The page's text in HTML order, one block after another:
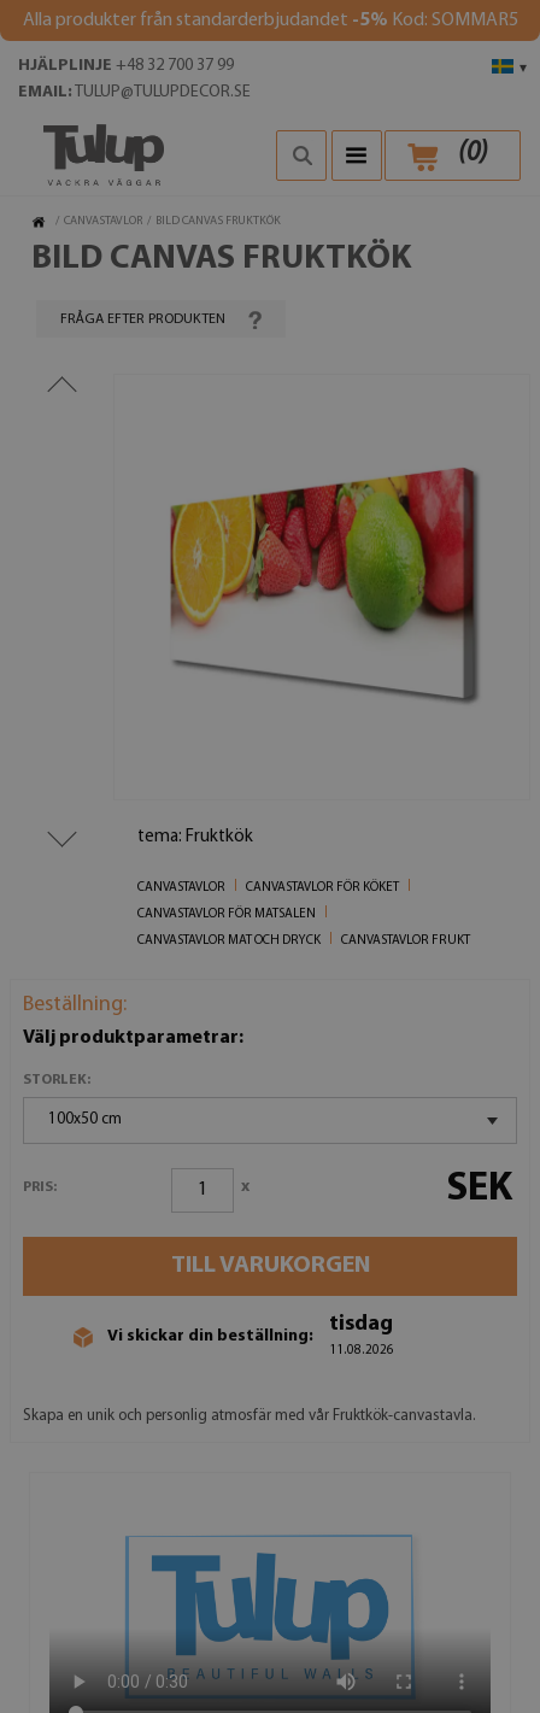
Alla produkter från standarderbjudandet -5% Kod: SOMMAR5
▾
HJÄLPLINJE +48 32 700 37 99
EMAIL: TULUP@TULUPDECOR.SE
(0)
/ CANVASTAVLOR / BILD CANVAS FRUKTKÖK
BILD CANVAS FRUKTKÖK
FRÅGA EFTER PRODUKTEN
tema: Fruktkök
CANVASTAVLOR
CANVASTAVLOR FÖR KÖKET
CANVASTAVLOR FÖR MATSALEN
CANVASTAVLOR MAT OCH DRYCK
CANVASTAVLOR FRUKT
Beställning:
Välj produktparametrar:
STORLEK:
100x50 cm
PRIS: x SEK
TILL VARUKORGEN
Vi skickar din beställning:
tisdag
11.08.2026
Skapa en unik och personlig atmosfär med vår Fruktkök-canvastavla.